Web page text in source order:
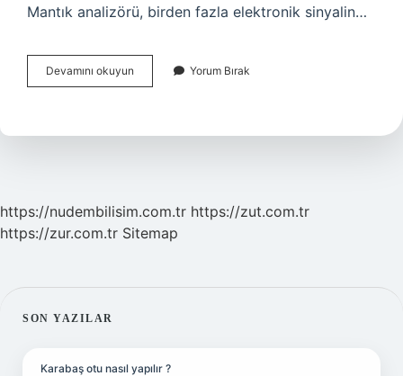
Mantık analizörü, birden fazla elektronik sinyalin…
Devamını okuyun
0
Yorum Bırak
https://nudembilisim.com.tr https://zut.com.tr
https://zur.com.tr Sitemap
SIDEBAR
SON YAZILAR
Karabaş otu nasıl yapılır ?